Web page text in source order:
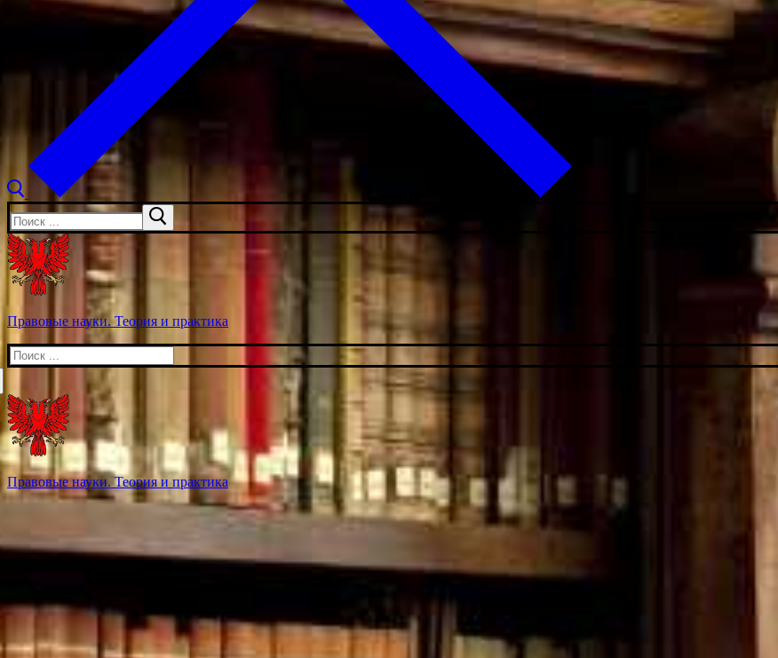
Искать:
Правовые науки. Теория и практика
Искать:
Правовые науки. Теория и практика